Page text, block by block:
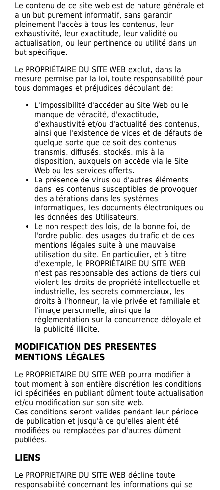
Le contenu de ce site web est de nature générale et
a un but purement informatif, sans garantir
pleinement l'accès à tous les contenus, leur
exhaustivité, leur exactitude, leur validité ou
actualisation, ou leur pertinence ou utilité dans un
but spécifique.
Le PROPRIÉTAIRE DU SITE WEB exclut, dans la
mesure permise par la loi, toute responsabilité pour
tous dommages et préjudices découlant de:
L'impossibilité d'accéder au Site Web ou le
manque de véracité, d'exactitude,
d'exhaustivité et/ou d'actualité des contenus,
ainsi que l'existence de vices et de défauts de
quelque sorte que ce soit des contenus
transmis, diffusés, stockés, mis à la
disposition, auxquels on accède via le Site
Web ou les services offerts.
La présence de virus ou d'autres éléments
dans les contenus susceptibles de provoquer
des altérations dans les systèmes
informatiques, les documents électroniques ou
les données des Utilisateurs.
Le non respect des lois, de la bonne foi, de
l'ordre public, des usages du trafic et de ces
mentions légales suite à une mauvaise
utilisation du site. En particulier, et à titre
d'exemple, le PROPRIÉTAIRE DU SITE WEB
n'est pas responsable des actions de tiers qui
violent les droits de propriété intellectuelle et
industrielle, les secrets commerciaux, les
droits à l'honneur, la vie privée et familiale et
l'image personnelle, ainsi que la
réglementation sur la concurrence déloyale et
la publicité illicite.
MODIFICATION DES PRESENTES
MENTIONS LÉGALES
Le PROPRIETAIRE DU SITE WEB pourra modifier à
tout moment à son entière discrétion les conditions
ici spécifiées en publiant dûment toute actualisation
et/ou modification sur son site web.
Ces conditions seront valides pendant leur période
de publication et jusqu'à ce qu'elles aient été
modifiées ou remplacées par d'autres dûment
publiées.
LIENS
Le PROPRIETAIRE DU SITE WEB décline toute
responsabilité concernant les informations qui se